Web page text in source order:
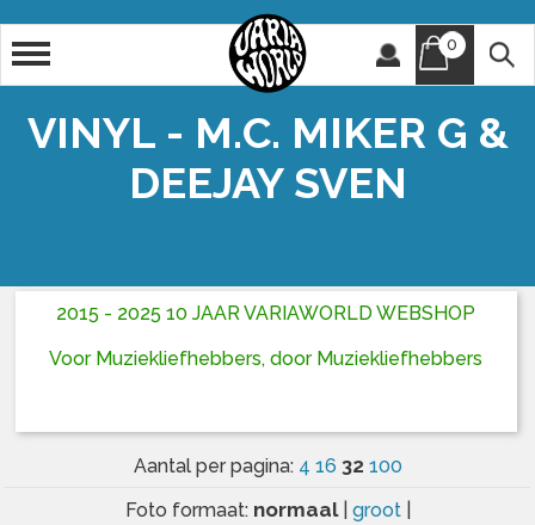
0
VINYL - M.C. MIKER G &
DEEJAY SVEN
2015 - 2025 10 JAAR VARIAWORLD WEBSHOP
Voor Muziekliefhebbers, door Muziekliefhebbers
Aantal per pagina: 4 16 32 100
Foto formaat: normaal groot